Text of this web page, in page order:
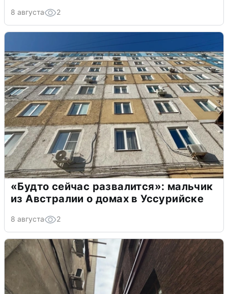
8 августа 2
«Будто сейчас развалится»: мальчик
из Австралии о домах в Уссурийске
8 августа 2